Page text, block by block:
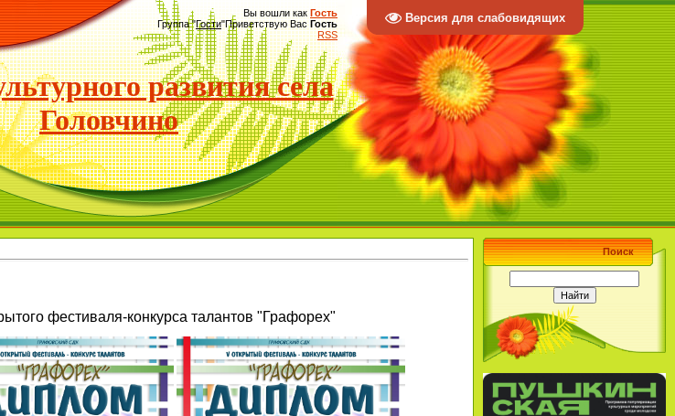
Версия для слабовидящих
Вы вошли как Гость
Группа"Гости"Приветствую Вас Гость
RSS
развития села
Головчино
фестиваля-конкурса талантов "Графорех"
Поиск